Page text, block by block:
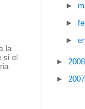
la
si el
►
►
►
►
►